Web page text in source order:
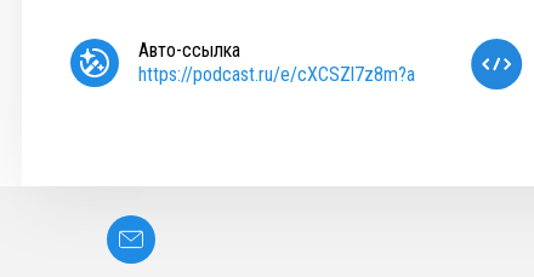
Авто-ссылка
https://podcast.ru/e/cXCSZl7z8m?a